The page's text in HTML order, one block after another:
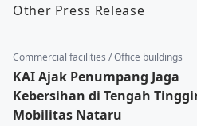
Other Press Release
Commercial facilities / Office buildings
KAI Ajak Penumpang Jaga
Kebersihan di Tengah
Mobilitas Nataru